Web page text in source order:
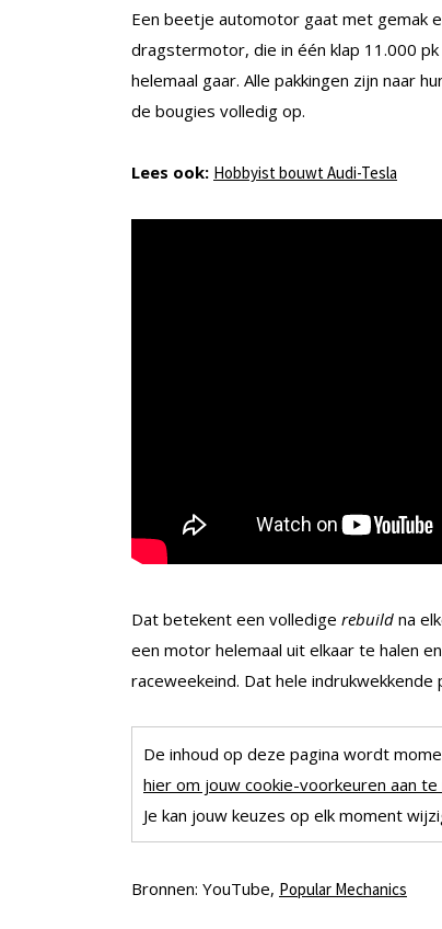
Een beetje automotor gaat met gemak
dragstermotor, die in één klap 11.000
helemaal gaar. Alle pakkingen zijn naar
de bougies volledig op.
Lees ook: Hobbyist bouwt Audi-Tesla
Dat betekent een volledige rebuild na
een motor helemaal uit elkaar te halen
raceweekeind. Dat hele
De inhoud op deze pagina wordt
hier om jouw cookie-voorkeuren aan
Je kan jouw keuzes op elk moment
Bronnen: YouTube, Popular Mechanics